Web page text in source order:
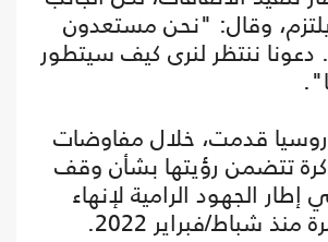
يلتزم، وقال: "نحن مستعدون
دعونا ننتظر لنرى كيف سيتطور
قدمت، خلال مفاوضات
تتضمن رؤيتها بشأن وقف
إطار الجهود الرامية لإنهاء
شباط/فبراير 2022.